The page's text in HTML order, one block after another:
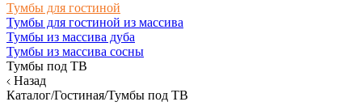
Тумбы для гостиной
Тумбы для гостиной из массива
Тумбы из массива дуба
Тумбы из массива сосны
Тумбы под ТВ
Назад
Каталог/Гостиная/Тумбы под ТВ